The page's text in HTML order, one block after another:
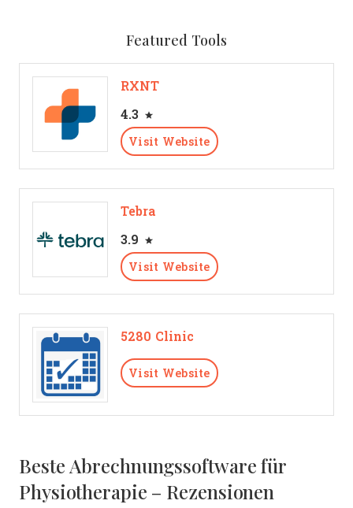
Featured Tools
RXNT
4.3
Visit Website
Tebra
3.9
Visit Website
5280 Clinic
Visit Website
Beste Abrechnungssoftware für
Physiotherapie – Rezensionen